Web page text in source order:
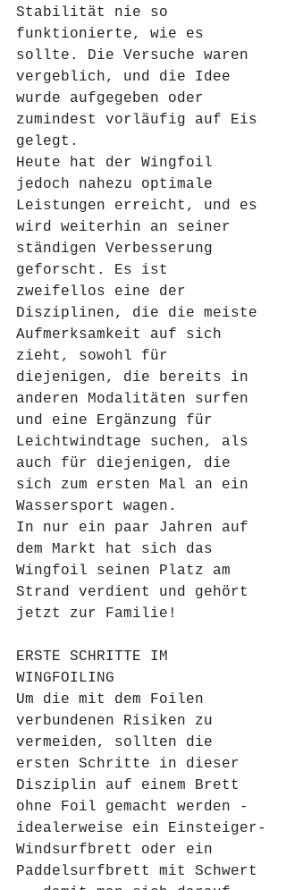
Stabilität nie so
funktionierte, wie es
sollte. Die Versuche waren
vergeblich, und die Idee
wurde aufgegeben oder
zumindest vorläufig auf Eis
gelegt.
Heute hat der Wingfoil
jedoch nahezu optimale
Leistungen erreicht, und es
wird weiterhin an seiner
ständigen Verbesserung
geforscht. Es ist
zweifellos eine der
Disziplinen, die die meiste
Aufmerksamkeit auf sich
zieht, sowohl für
diejenigen, die bereits in
anderen Modalitäten surfen
und eine Ergänzung für
Leichtwindtage suchen, als
auch für diejenigen, die
sich zum ersten Mal an ein
Wassersport wagen.
In nur ein paar Jahren auf
dem Markt hat sich das
Wingfoil seinen Platz am
Strand verdient und gehört
jetzt zur Familie!
ERSTE SCHRITTE IM
WINGFOILING
Um die mit dem Foilen
verbundenen Risiken zu
vermeiden, sollten die
ersten Schritte in dieser
Disziplin auf einem Brett
ohne Foil gemacht werden -
idealerweise ein Einsteiger-
Windsurfbrett oder ein
Paddelsurfbrett mit Schwert